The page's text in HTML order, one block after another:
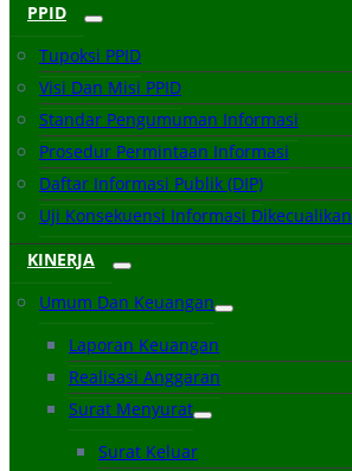
PPID
Tupoksi PPID
Visi Dan Misi PPID
Standar Pengumuman Informasi
Prosedur Permintaan Informasi
Daftar Informasi Publik (DIP)
Uji Konsekuensi Informasi Dikecualikan
KINERJA
Umum Dan Keuangan
Laporan Keuangan
Realisasi Anggaran
Surat Menyurat
Surat Keluar